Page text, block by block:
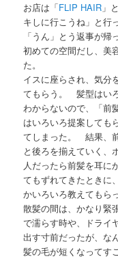
お店は「FLIP HAIR 」
キしに行こうね」と行
「うん」とう返事が
初めての空間だし、美
た。
イスに座らされ、気分
てもらう。 髪型はい
わからないので、「前
はいろいろ提案しても
てしまった。 結果、
と後ろを揃えていく
人だったら前髪を耳に
てもずれてきたときに
かいろいろ教えてもらっ
散髪の間は、かなり緊
で濡らす時や、ドライ
出す寸前だったが、な
髪の毛が短くなってす